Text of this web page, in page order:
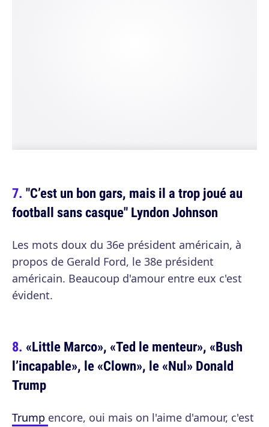
"C’est un bon gars, mais il a trop joué au
football sans casque" Lyndon Johnson
Les mots doux du 36e président américain, à
propos de Gerald Ford, le 38e président
américain. Beaucoup d'amour entre eux c'est
évident.
«Little Marco», «Ted le menteur», «Bush
l’incapable», le «Clown», le «Nul» Donald
Trump
Trump encore, oui mais on l'aime d'amour, c'est